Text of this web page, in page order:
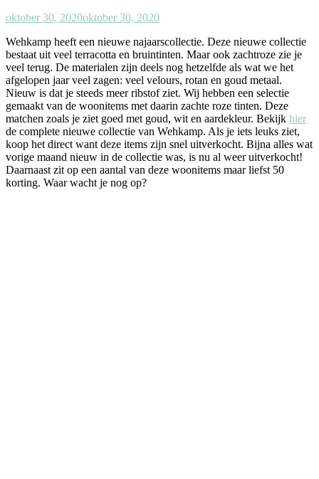
oktober 30, 2020oktober 30, 2020
Wehkamp heeft een nieuwe najaarscollectie. Deze nieuwe collectie
bestaat uit veel terracotta en bruintinten. Maar ook zachtroze zie je
veel terug. De materialen zijn deels nog hetzelfde als wat we het
afgelopen jaar veel zagen: veel velours, rotan en goud metaal.
Nieuw is dat je steeds meer ribstof ziet. Wij hebben een selectie
gemaakt van de woonitems met daarin zachte roze tinten. Deze
matchen zoals je ziet goed met goud, wit en aardekleur. Bekijk hier
de complete nieuwe collectie van Wehkamp. Als je iets leuks ziet,
koop het direct want deze items zijn snel uitverkocht. Bijna alles wat
vorige maand nieuw in de collectie was, is nu al weer uitverkocht!
Daarnaast zit op een aantal van deze woonitems maar liefst 50
korting. Waar wacht je nog op?